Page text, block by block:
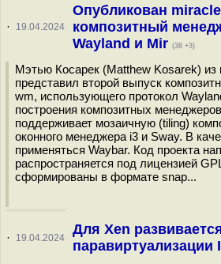
· 19.04.2024
Опубликован
композитный
Wayland и Mir (38 +3)
Мэтью Косарек (Matthew Kosarek) из
представил второй выпуск
wm, использующего протокол
построения композитных
поддерживает мозаичную (tiling)
оконного менеджера i3 и Sway. В
применяться Waybar. Код проекта
распространяется под лицензией
сформированы в формате snap...
· 19.04.2024
Для Xen
паравиртуализации